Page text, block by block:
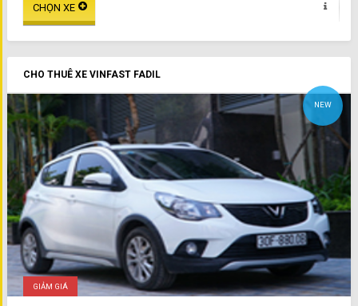
CHO THUÊ XE VINFAST FADIL
NEW
GIẢM GIÁ